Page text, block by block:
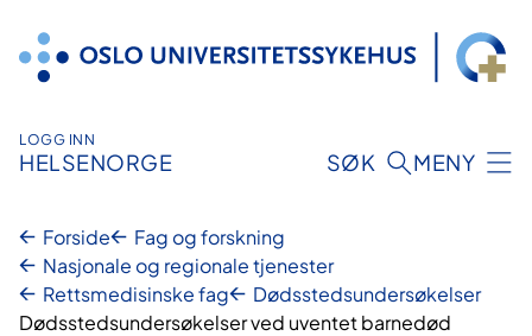
innhold
LOGG INN
HELSENORGE SØK MENY
Forside
Fag og forskning
Nasjonale og regionale tjenester
Rettsmedisinske fag
Dødsstedsundersøkelser
Dødsstedsundersøkelser ved uventet barnedød